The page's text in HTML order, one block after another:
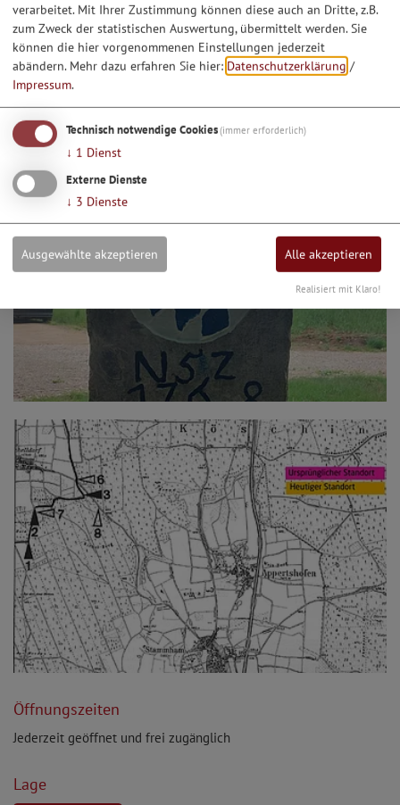
Öffnungszeiten
Jederzeit geöffnet und frei zugänglich
Lage
verarbeitet. Mit Ihrer Zustimmung können diese auch an Dritte, z.B.
zum Zweck der statistischen Auswertung, übermittelt werden. Sie
können die hier vorgenommenen Einstellungen jederzeit
abändern. Mehr dazu erfahren Sie hier: Datenschutzerklärung /
Impressum.
Technisch notwendige Cookies(immer erforderlich)
↓ 1 Dienst
Externe Dienste
↓ 3 Dienste
Ausgewählte akzeptieren Alle akzeptieren
Realisiert mit Klaro!